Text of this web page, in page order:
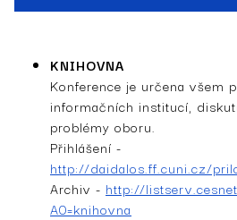
KNIHOVNA
Konference je určena všem
informačních institucí,
problémy oboru.
Přihlášení -
http://daidalos.ff.cuni.cz/
Archiv - http://
A0=knihovna